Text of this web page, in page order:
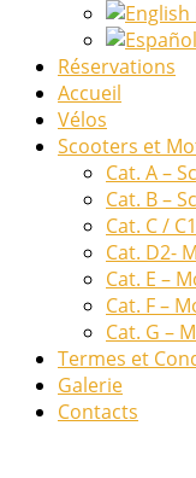
Réservations
Accueil
Vélos
Scooters et
Cat. A –
Cat. B –
Cat. C /
Cat. D2-
Cat. E –
Cat. F –
Cat. G –
Termes et
Galerie
Contacts